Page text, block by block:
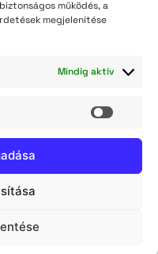
működés, a
megjelenítése
Mindig aktív